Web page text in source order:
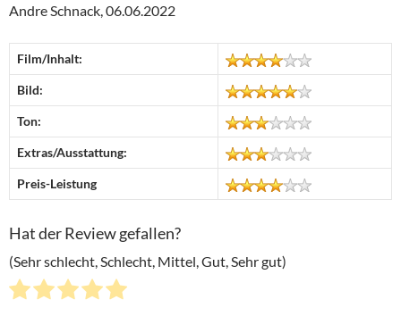
Andre Schnack, 06.06.2022
Film/Inhalt:
Bild:
Ton:
Extras/Ausstattung:
Preis-Leistung
Hat der Review gefallen?
(Sehr schlecht, Schlecht, Mittel, Gut, Sehr gut)